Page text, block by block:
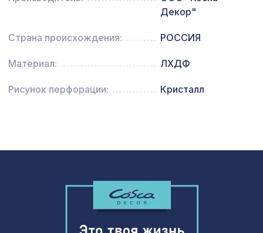
10-20, 2070х930мм, ХДФ, клён
Декор"
Страна происхождения: РОССИЯ
Материал: ЛХДФ
Рисунок перфорации: Кристалл